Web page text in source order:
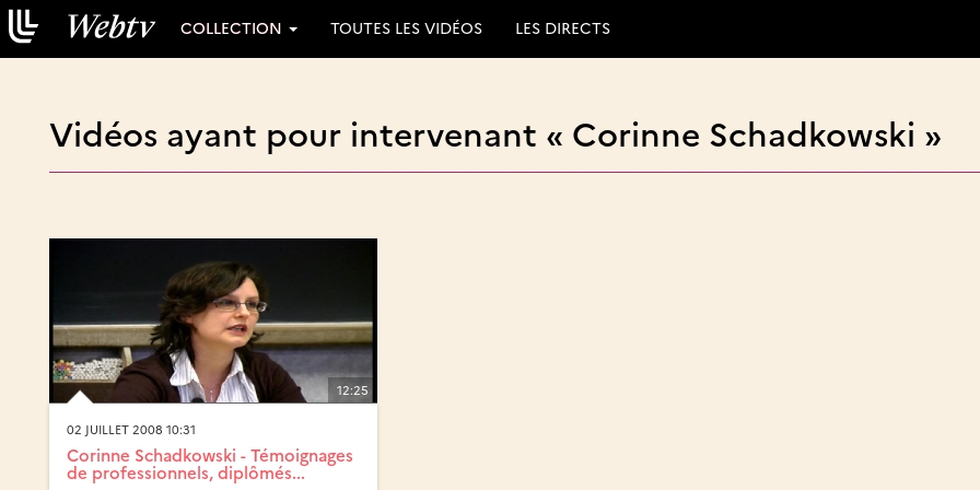
COLLECTION TOUTES LES VIDÉOS LES DIRECTS
Vidéos ayant pour intervenant « Corinne Schadkowski »
12:25
02 JUILLET 2008 10:31
Corinne Schadkowski - Témoignages
de professionnels, diplômés...